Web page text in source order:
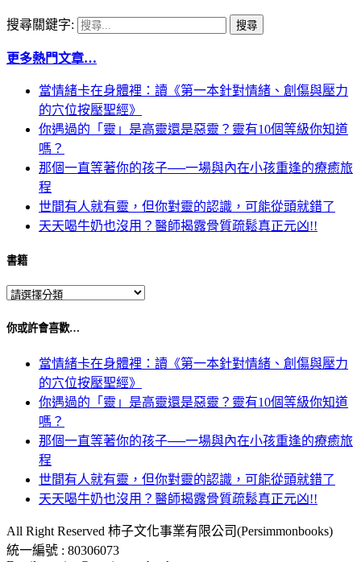
搜尋關鍵字:
更多熱門文章…
當情緒卡在身體裡：讀《第一本針對情緒、創傷與壓力
的穴位按壓聖經》
你遇過的「靈」是高靈還是惡靈？靈有10個等級你知道
嗎？
那個一直等著你的孩子──一場與內在小孩重逢的療癒旅
程
世間有人就有靈，但你對靈的認識，可能從頭就錯了
天天喝牛奶也沒用？醫師揭露骨質疏鬆真正元凶!!
書籍
你或許會喜歡…
當情緒卡在身體裡：讀《第一本針對情緒、創傷與壓力
的穴位按壓聖經》
你遇過的「靈」是高靈還是惡靈？靈有10個等級你知道
嗎？
那個一直等著你的孩子──一場與內在小孩重逢的療癒旅
程
世間有人就有靈，但你對靈的認識，可能從頭就錯了
天天喝牛奶也沒用？醫師揭露骨質疏鬆真正元凶!!
All Right Reserved 柿子文化事業有限公司(Persimmonbooks)
統一編號 : 80306073